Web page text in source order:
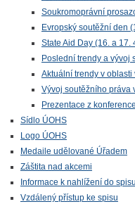
Soukromoprávní
Evropský soutěžní den
State Aid Day (16. a 17.
Poslední trendy a vývoj
Aktuální trendy v
Vývoj soutěžního práva
Prezentace z
Sídlo ÚOHS
Logo ÚOHS
Medaile udělované Úřadem
Záštita nad akcemi
Informace k nahlížení do spisu
Vzdálený přístup ke spisu